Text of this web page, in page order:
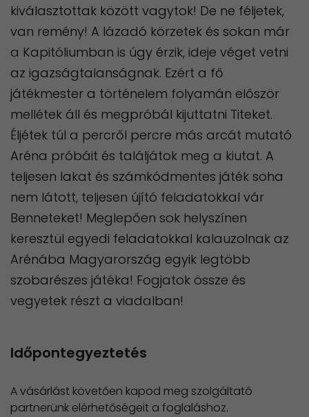
kiválasztottak között vagytok! De ne féljetek,
van remény! A lázadó körzetek és sokan már
a Kapitóliumban is úgy érzik, ideje véget vetni
az igazságtalanságnak. Ezért a fő
játékmester a történelem folyamán először
mellétek áll és megpróbál kijuttatni Titeket.
Éljétek túl a percről percre más arcát mutató
Aréna próbáit és találjátok meg a kiutat. A
teljesen lakat és számkódmentes játék soha
nem látott, teljesen újító feladatokkal vár
Benneteket! Meglepően sok helyszínen
keresztül egyedi feladatokkal kalauzolnak az
Arénába Magyarország egyik legtöbb
szobarészes játéka! Fogjatok össze és
vegyetek részt a viadalban!
Időpontegyeztetés
A vásárlást követően kapod meg szolgáltató
partnerünk elérhetőségeit a foglaláshoz.